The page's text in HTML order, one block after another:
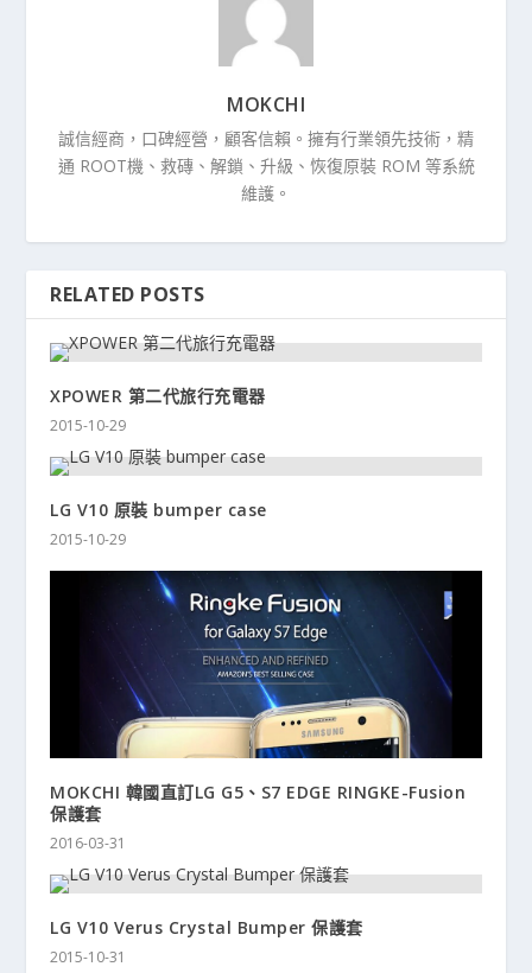
MOKCHI
誠信經商，口碑經營，顧客信賴。擁有行業領先技術，精
通 ROOT機、救磚、解鎖、升級、恢復原裝 ROM 等系統
維護。
RELATED POSTS
XPOWER 第二代旅行充電器
2015-10-29
LG V10 原裝 bumper case
2015-10-29
MOKCHI 韓國直訂LG G5、S7 EDGE RINGKE-Fusion
保護套
2016-03-31
LG V10 Verus Crystal Bumper 保護套
2015-10-31